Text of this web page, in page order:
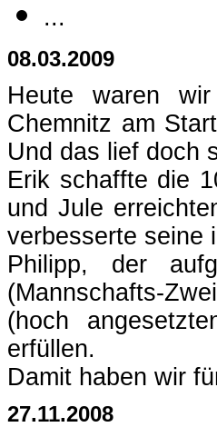
...
08.03.2009
Heute waren
Chemnitz am
Und das lief doch
Erik schaffte die
und Jule
verbesserte seine
Philipp, der
(Mannschafts-
(hoch
erfüllen.
Damit haben wir
27.11.2008